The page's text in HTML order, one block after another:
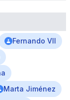
Fernando VII
Marta Jiménez